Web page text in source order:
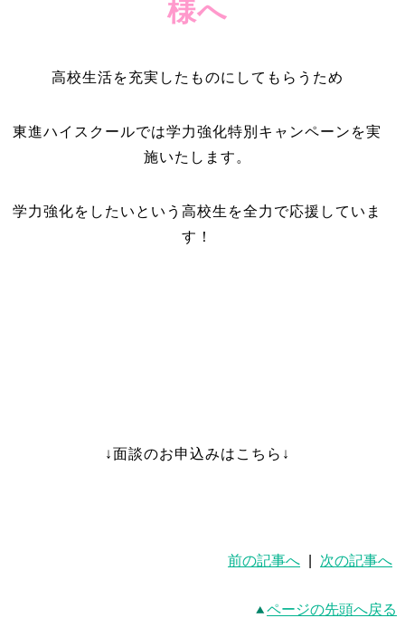
様へ
高校生活を充実したものにしてもらうため
東進ハイスクールでは学力強化特別キャンペーンを実
施いたします。
学力強化をしたいという高校生を全力で応援していま
す！
↓面談のお申込みはこちら↓
前の記事へ 次の記事へ
ページの先頭へ戻る